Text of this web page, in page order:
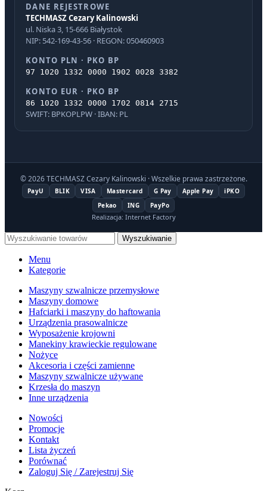
DANE REJESTROWE
TECHMASZ Cezary Kalinowski
ul. Niska 3, 15-666 Białystok
NIP: 542-169-43-56 · REGON: 050460903
KONTO PLN · PKO BP
97 1020 1332 0000 1902 0028 3382
KONTO EUR · PKO BP
86 1020 1332 0000 1702 0814 2715
SWIFT: BPKOPLPW · IBAN: PL
© 2026 TECHMASZ Cezary Kalinowski · Wszelkie prawa zastrzeżone.
PayU BLIK VISA Mastercard G Pay Apple Pay
iPKO
Pekao
ING PayPo
Realizacja: Internet Factory
Wyszukiwanie
Menu
Kategorie
Maszyny szwalnicze przemysłowe
Maszyny domowe
Hafciarki i maszyny do haftowania
Urządzenia prasowalnicze
Wyposażenie krojowni
Manekiny krawieckie regulowane
Nożyce
Akcesoria i części zamienne
Maszyny szwalnicze używane
Krzesła do maszyn
Inne urządzenia
Nowości
Promocje
Kontakt
Lista życzeń
Porównać
Zaloguj Się / Zarejestruj Się